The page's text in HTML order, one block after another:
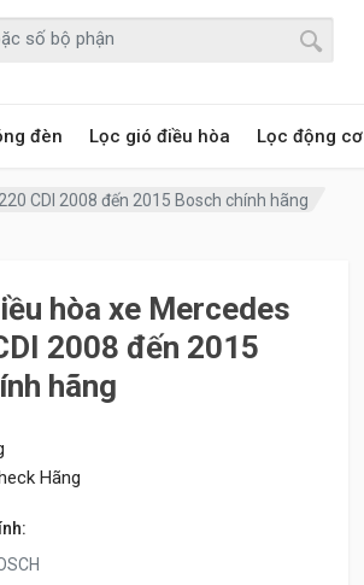
đèn Lọc gió điều hòa Lọc động cơ
CDI 2008 đến 2015 Bosch chính hãng
hòa xe Mercedes
2008 đến 2015
hãng
Hãng